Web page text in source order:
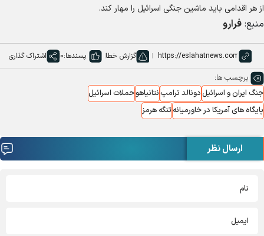
از هر اقدامی باید ماشین جنگی اسرائیل را مهار کند.
منبع: فرارو
گزارش خطا پسندها:0 اشتراک گذاری
برچسب ها:
جنگ ایران و اسرائیل دونالد ترامپنتانیاهوحملات اسرائیل
پایگاه های آمریکا در خاورمیانه تنگه هرمز
ارسال نظر